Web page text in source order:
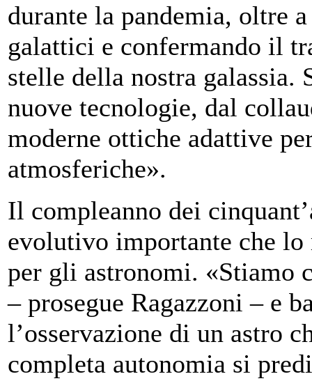
durante la pandemia, oltre
galattici e confermando il
stelle della nostra galassia.
nuove tecnologie, dal
moderne ottiche adattive
atmosferiche».
Il compleanno dei
evolutivo importante che lo
per gli astronomi. «Stiamo
– prosegue Ragazzoni – e
l’osservazione di un astro
completa autonomia si